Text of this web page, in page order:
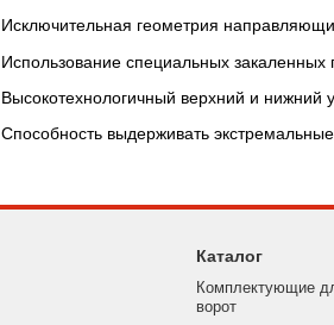
Исключительная геометрия
Использование специальных
Высокотехнологичный верхний и нижний
Способность выдерживать
Каталог
Комплектующие
ворот